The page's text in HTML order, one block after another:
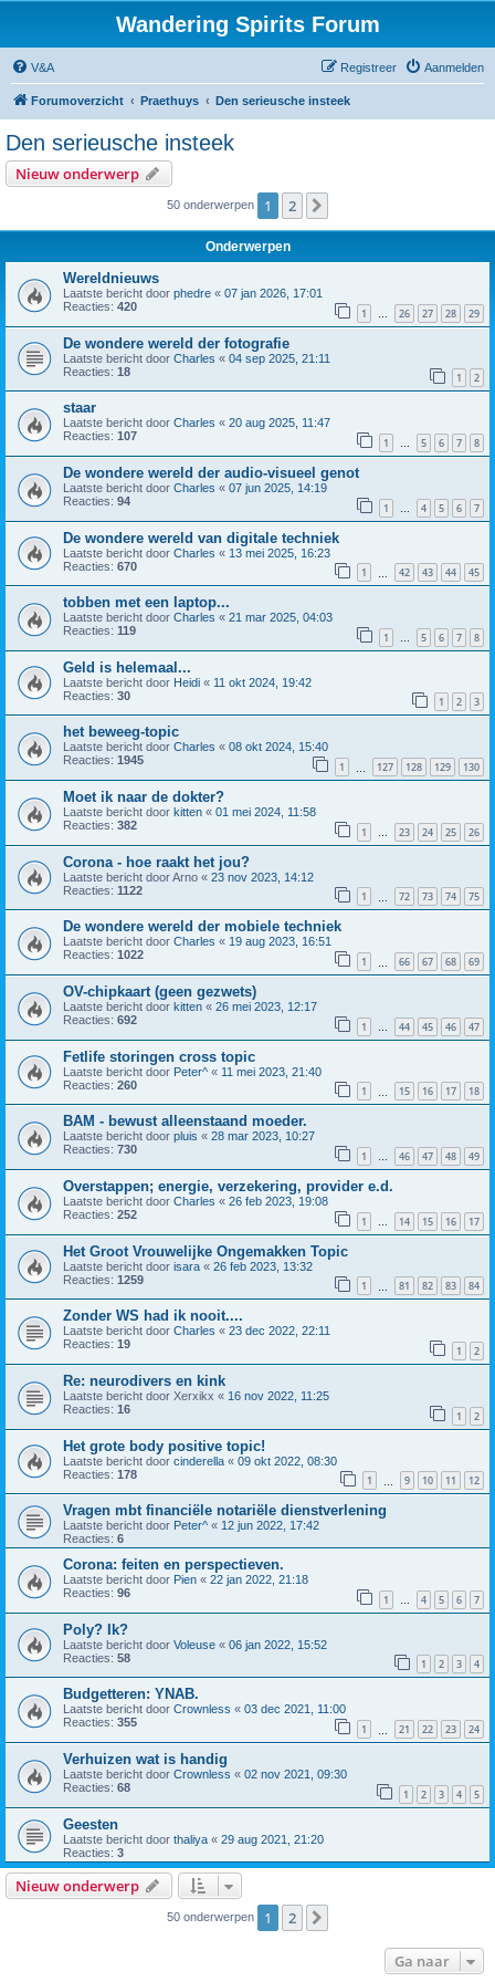
Wandering Spirits Forum
V&A Aanmelden
Registreer
Forumoverzicht Praethuys Den serieusche insteek
Den serieusche insteek
Nieuw onderwerp
50 onderwerpen 1 2
Onderwerpen
Wereldnieuws
Laatste bericht door phedre « 07 jan 2026, 17:01
Reacties: 420 1 … 26 27 28 29
De wondere wereld der fotografie
Laatste bericht door Charles « 04 sep 2025, 21:11
Reacties: 18 1 2
staar
Laatste bericht door Charles « 20 aug 2025, 11:47
Reacties: 107 1 … 5 6 7 8
De wondere wereld der audio-visueel genot
Laatste bericht door Charles « 07 jun 2025, 14:19
Reacties: 94 1 … 4 5 6 7
De wondere wereld van digitale techniek
Laatste bericht door Charles « 13 mei 2025, 16:23
Reacties: 670 1 42 43 44 45
tobben met een laptop...
Laatste bericht door Charles « 21 mar 2025, 04:03
Reacties: 119 1 … 5 6 7 8
Geld is helemaal...
Laatste bericht door Heidi « 11 okt 2024, 19:42
Reacties: 30 1 2 3
het beweeg-topic
Laatste bericht door Charles « 08 okt 2024, 15:40
Reacties: 1945 1 127 128 129 130
Moet ik naar de dokter?
Laatste bericht door kitten « 01 mei 2024, 11:58
Reacties: 382 1 … 23 24 25 26
Corona - hoe raakt het jou?
Laatste bericht doorArno « 23 nov 2023, 14:12
Reacties: 1122 1 72 73 74 75
De wondere wereld der mobiele techniek
Laatste bericht door Charles « 19 aug 2023, 16:51
Reacties: 1022 1 66 67 68 69
OV-chipkaart (geen gezwets)
Laatste bericht door kitten « 26 mei 2023, 12:17
Reacties: 692 1 … 44 45 46 47
Fetlife storingen cross topic
Laatste bericht door Peter^ « 11 mei 2023, 21:40
Reacties: 260 1 15 16 17 18
BAM - bewust alleenstaand moeder.
Laatste bericht door pluis « 28 mar 2023, 10:27
Reacties: 730 1 … 46 47 48 49
Overstappen; energie, verzekering, provider e.d.
Laatste bericht door Charles « 26 feb 2023, 19:08
Reacties: 252 1 … 14 15 16 17
Het Groot Vrouwelijke Ongemakken Topic
Laatste bericht door isara « 26 feb 2023, 13:32
Reacties: 1259 1 81 82 83 84
Zonder WS had ik nooit....
Laatste bericht door Charles « 23 dec 2022, 22:11
Reacties: 19 1 2
Re: neurodivers en kink
Laatste bericht door Xerxikx « 16 nov 2022, 11:25
Reacties: 16 1 2
Het grote body positive topic!
Laatste bericht door cinderella « 09 okt 2022, 08:30
Reacties: 178 1 9 10 11 12
Vragen mbt financiële notariële dienstverlening
Laatste bericht door Peter^ « 12 jun 2022, 17:42
Reacties: 6
Corona: feiten en perspectieven.
Laatste bericht door Pien « 22 jan 2022, 21:18
Reacties: 96 1 … 4 5 6 7
Poly? Ik?
Laatste bericht door Voleuse « 06 jan 2022, 15:52
Reacties: 58 1 2 3 4
Budgetteren: YNAB.
Laatste bericht door Crownless « 03 dec 2021, 11:00
Reacties: 355 1 21 22 23 24
Verhuizen wat is handig
Laatste bericht door Crownless « 02 nov 2021, 09:30
Reacties: 68 1 2 3 4 5
Geesten
Laatste bericht door thaliya « 29 aug 2021, 21:20
Reacties: 3
Nieuw onderwerp
50 onderwerpen 1 2
Ga naar